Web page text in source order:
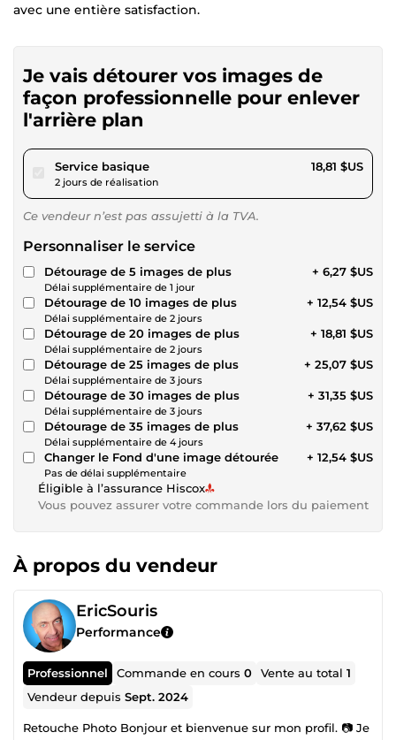
avec une entière satisfaction.
Je vais détourer vos images de
façon professionnelle pour enlever
l'arrière plan
Service basiquepour 17,34 $US
2 jours de réalisation
18,81 $US
Ce vendeur n’est pas assujetti à la TVA.
Personnaliser le service
Détourage de 5 images de plus
Délai supplémentaire de 1 jour
+ 6,27 $US
Détourage de 10 images de plus
Délai supplémentaire de 2 jours
+ 12,54 $US
Détourage de 20 images de plus
Délai supplémentaire de 2 jours
+ 18,81 $US
Détourage de 25 images de plus
Délai supplémentaire de 3 jours
+ 25,07 $US
Détourage de 30 images de plus
Délai supplémentaire de 3 jours
+ 31,35 $US
Détourage de 35 images de plus
Délai supplémentaire de 4 jours
+ 37,62 $US
Changer le Fond d'une image détourée
Pas de délai supplémentaire
+ 12,54 $US
Éligible à l’assurance Hiscox
Vous pouvez assurer votre commande lors du paiement
À propos du vendeur
EricSouris
Performance
Professionnel Commande en cours0 Vente au total1
Vendeur depuisSept. 2024
Retouche Photo Bonjour et bienvenue sur mon profil. 📷 Je